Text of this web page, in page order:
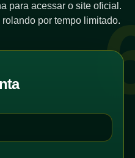
para acessar o site oficial.
por tempo limitado.